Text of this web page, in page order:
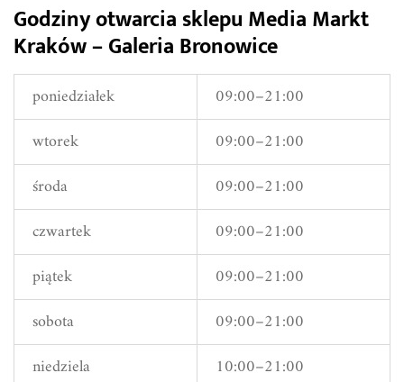
Godziny otwarcia sklepu Media Markt
Kraków – Galeria Bronowice
poniedziałek
09:00–21:00
wtorek
09:00–21:00
środa
09:00–21:00
czwartek
09:00–21:00
piątek
09:00–21:00
sobota
09:00–21:00
niedziela
10:00–21:00